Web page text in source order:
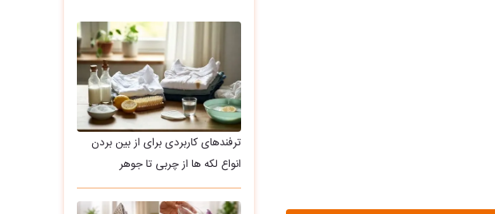
ترفندهای کاربردی برای از بین بردن
انواع لکه ها از چربی تا جوهر